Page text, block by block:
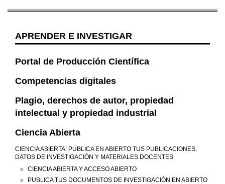
APRENDER E INVESTIGAR
Portal de Producción Científica
Competencias digitales
Plagio, derechos de autor, propiedad
intelectual y propiedad industrial
Ciencia Abierta
CIENCIA ABIERTA: PUBLICA EN ABIERTO TUS PUBLICACIONES,
DATOS DE INVESTIGACIÓN Y MATERIALES DOCENTES
CIENCIA ABIERTA Y ACCESO ABIERTO
PUBLICA TUS DOCUMENTOS DE INVESTIGACIÓN EN ABIERTO